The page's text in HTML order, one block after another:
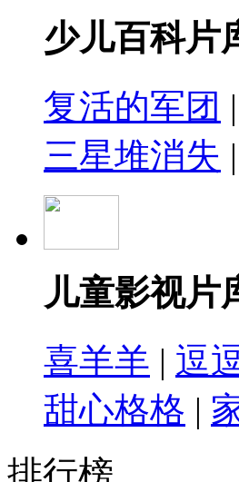
少儿百科片
复活的军团 |
三星堆消失 |
儿童影视片
喜羊羊 | 逗
甜心格格 |
排行榜